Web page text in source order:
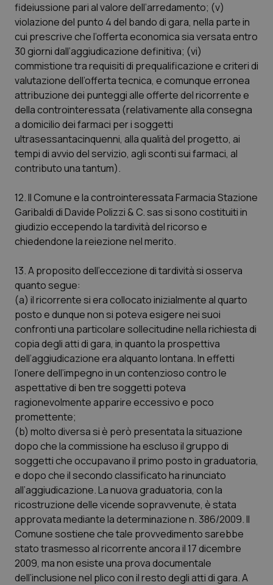
fideiussione pari al valore dell’arredamento; (v)
violazione del punto 4 del bando di gara, nella parte in
cui prescrive che l’offerta economica sia versata entro
30 giorni dall’aggiudicazione definitiva; (vi)
commistione tra requisiti di prequalificazione e criteri di
valutazione dell’offerta tecnica, e comunque erronea
attribuzione dei punteggi alle offerte del ricorrente e
della controinteressata (relativamente alla consegna
a domicilio dei farmaci per i soggetti
ultrasessantacinquenni, alla qualità del progetto, ai
tempi di avvio del servizio, agli sconti sui farmaci, al
contributo una tantum).
12. Il Comune e la controinteressata Farmacia Stazione
Garibaldi di Davide Polizzi & C. sas si sono costituiti in
giudizio eccependo la tardività del ricorso e
chiedendone la reiezione nel merito.
13. A proposito dell’eccezione di tardività si osserva
quanto segue:
(a) il ricorrente si era collocato inizialmente al quarto
posto e dunque non si poteva esigere nei suoi
confronti una particolare sollecitudine nella richiesta di
copia degli atti di gara, in quanto la prospettiva
dell’aggiudicazione era alquanto lontana. In effetti
l’onere dell’impegno in un contenzioso contro le
aspettative di ben tre soggetti poteva
ragionevolmente apparire eccessivo e poco
promettente;
(b) molto diversa si è però presentata la situazione
dopo che la commissione ha escluso il gruppo di
soggetti che occupavano il primo posto in graduatoria,
e dopo che il secondo classificato ha rinunciato
all’aggiudicazione. La nuova graduatoria, con la
ricostruzione delle vicende sopravvenute, è stata
approvata mediante la determinazione n. 386/2009. Il
Comune sostiene che tale provvedimento sarebbe
stato trasmesso al ricorrente ancora il 17 dicembre
2009, ma non esiste una prova documentale
dell’inclusione nel plico con il resto degli atti di gara. A